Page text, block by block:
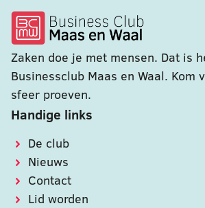
Zaken doe je met mensen. Dat is
Businessclub Maas en Waal. Kom
sfeer proeven.
Handige links
De club
Nieuws
Contact
Lid worden